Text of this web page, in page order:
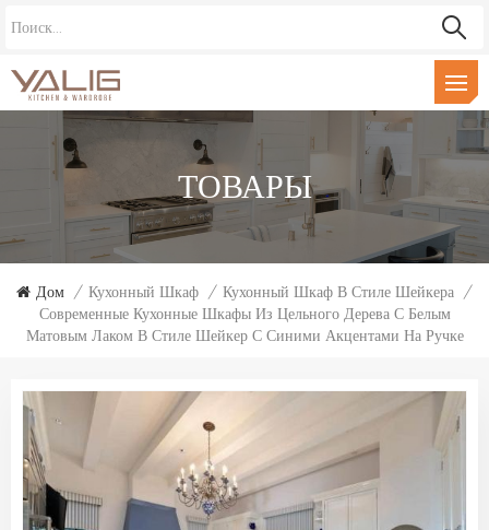
ТОВАРЫ
Дом / Кухонный Шкаф / Кухонный Шкаф В Стиле Шейкера /
Современные Кухонные Шкафы Из Цельного Дерева С Белым
Матовым Лаком В Стиле Шейкер С Синими Акцентами На Ручке